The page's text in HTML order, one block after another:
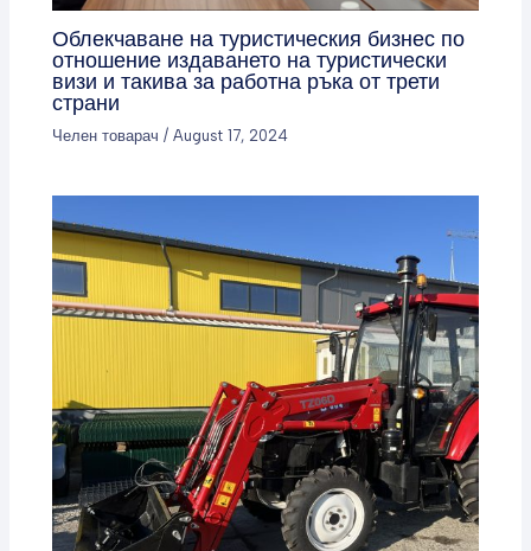
Облекчаване на туристическия бизнес по
отношение издаването на туристически
визи и такива за работна ръка от трети
страни
Челен товарач /August 17, 2024